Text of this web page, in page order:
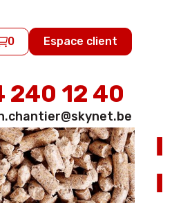
0 Espace client
240 12 40